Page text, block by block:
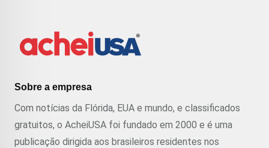
Sobre a empresa
Com notícias da Flórida, EUA e mundo, e classificados
gratuitos, o AcheiUSA foi fundado em 2000 e é uma
publicação dirigida aos brasileiros residentes nos